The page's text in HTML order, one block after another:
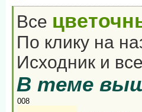
Все
По клику на
Исходник и
В теме
008